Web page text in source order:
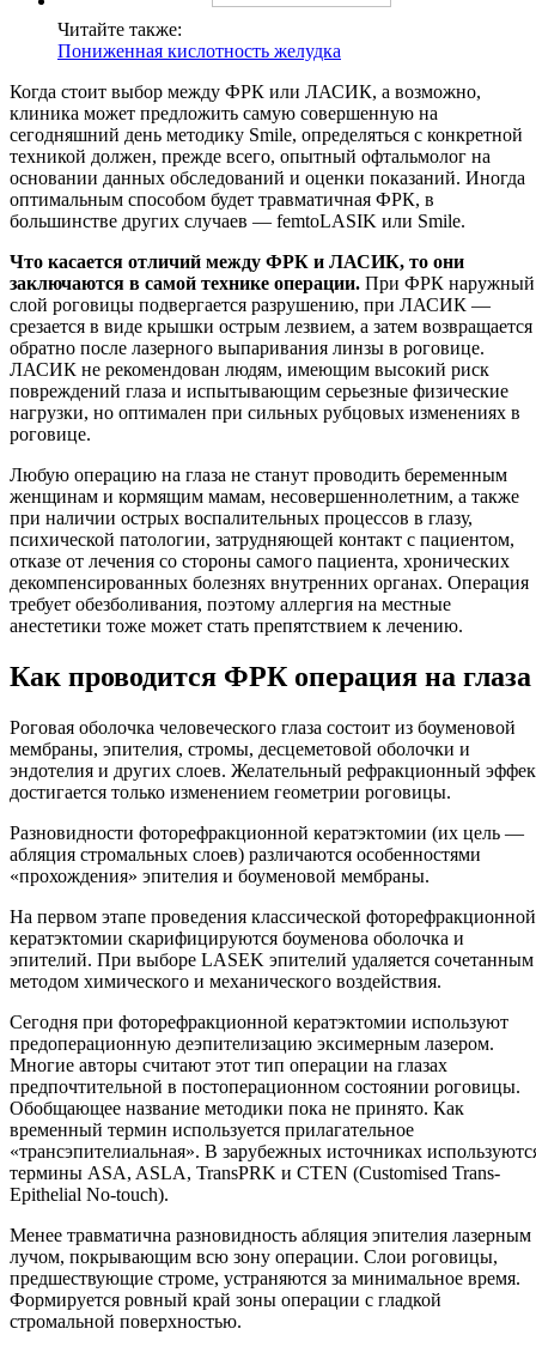
Читайте также:
Пониженная кислотность желудка
Когда стоит выбор между ФРК или ЛАСИК, а возможно,
клиника может предложить самую совершенную на
сегодняшний день методику Smile, определяться с конкретной
техникой должен, прежде всего, опытный офтальмолог на
основании данных обследований и оценки показаний. Иногда
оптимальным способом будет травматичная ФРК, в
большинстве других случаев — femtoLASIK или Smile.
Что касается отличий между ФРК и ЛАСИК, то они
заключаются в самой технике операции. При ФРК наружный
слой роговицы подвергается разрушению, при ЛАСИК —
срезается в виде крышки острым лезвием, а затем возвращается
обратно после лазерного выпаривания линзы в роговице.
ЛАСИК не рекомендован людям, имеющим высокий риск
повреждений глаза и испытывающим серьезные физические
нагрузки, но оптимален при сильных рубцовых изменениях в
роговице.
Любую операцию на глаза не станут проводить беременным
женщинам и кормящим мамам, несовершеннолетним, а также
при наличии острых воспалительных процессов в глазу,
психической патологии, затрудняющей контакт с пациентом,
отказе от лечения со стороны самого пациента, хронических
декомпенсированных болезнях внутренних органах. Операция
требует обезболивания, поэтому аллергия на местные
анестетики тоже может стать препятствием к лечению.
Как проводится ФРК операция на глаза
Роговая оболочка человеческого глаза состоит из боуменовой
мембраны, эпителия, стромы, десцеметовой оболочки и
эндотелия и других слоев. Желательный рефракционный
достигается только изменением геометрии роговицы.
Разновидности фоторефракционной кератэктомии (их цель —
абляция стромальных слоев) различаются особенностями
«прохождения» эпителия и боуменовой мембраны.
На первом этапе проведения классической фоторефракционной
кератэктомии скарифицируются боуменова оболочка и
эпителий. При выборе LASEK эпителий удаляется сочетанным
методом химического и механического воздействия.
Сегодня при фоторефракционной кератэктомии используют
предоперационную деэпителизацию эксимерным лазером.
Многие авторы считают этот тип операции на глазах
предпочтительной в постоперационном состоянии роговицы.
Обобщающее название методики пока не принято. Как
временный термин используется прилагательное
«трансэпителиальная». В зарубежных источниках
термины ASA, ASLA, TransPRK и CTEN (Customised Trans-
Epithelial No-touch).
Менее травматична разновидность абляция эпителия лазерным
лучом, покрывающим всю зону операции. Слои роговицы,
предшествующие строме, устраняются за минимальное время.
Формируется ровный край зоны операции с гладкой
стромальной поверхностью.